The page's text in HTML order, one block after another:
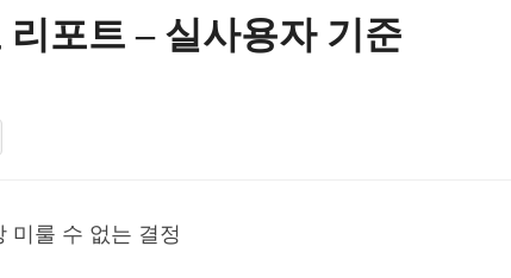
포트 – 실사용자 기준
미룰 수 없는 결정